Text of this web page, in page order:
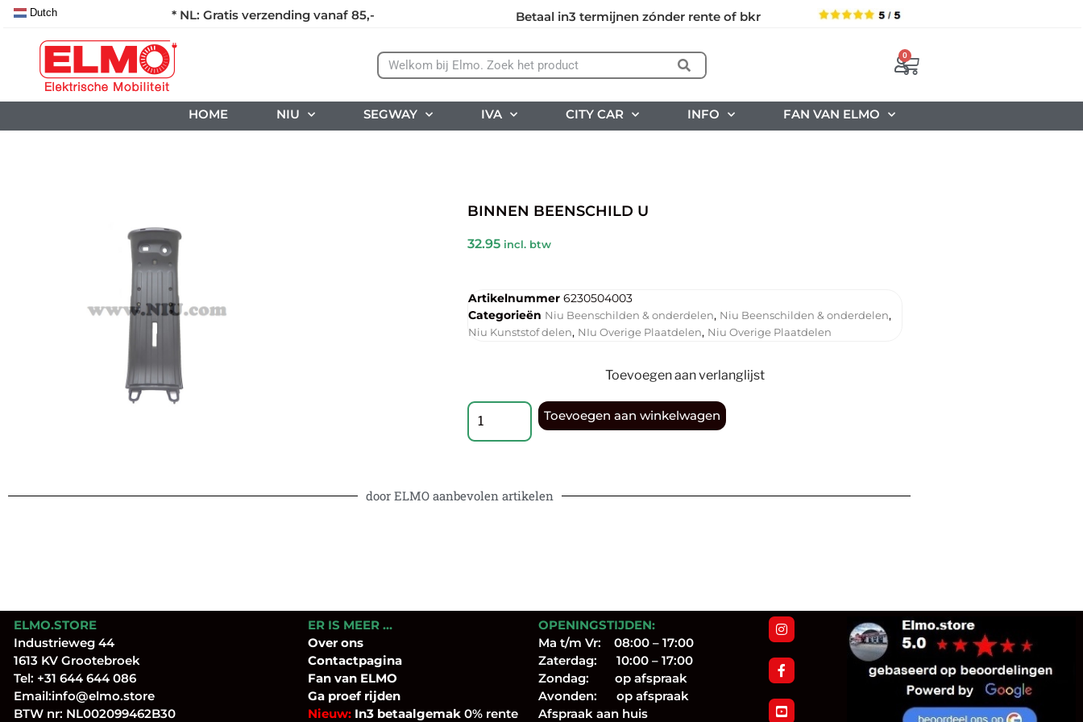
* NL: Gratis verzending vanaf 85,- Betaal in3 termijnen zónder rente of bkr
Dutch
0
HOME NIU SEGWAY IVA CITY CAR INFO FAN VAN ELMO
BINNEN BEENSCHILD U
32.95 incl. btw
Artikelnummer 6230504003
Categorieën Niu Beenschilden & onderdelen, Niu Beenschilden & onderdelen,
Niu Kunststof delen, NIu Overige Plaatdelen, Niu Overige Plaatdelen
Toevoegen aan verlanglijst
Toevoegen aan winkelwagen
door ELMO aanbevolen artikelen
ELMO.STORE
Industrieweg 44
1613 KV Grootebroek
Tel: +31 644 644 086
Email:info@elmo.store
BTW nr: NL002099462B30
ER IS MEER …
Over ons
Contactpagina
Fanvan ELMO
Ga proef rijden
Nieuw:In3 betaalgemak 0% rente
OPENINGSTIJDEN:
Ma t/m Vr: 08:00 – 17:00
Zaterdag: 10:00 – 17:00
Zondag: op afspraak
Avonden: op afspraak
Afspraak aan huis